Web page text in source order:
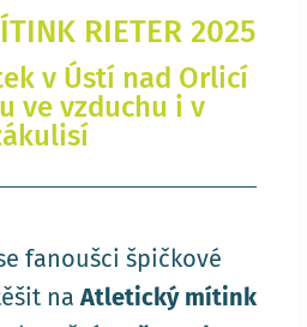
RIETER 2025
v Ústí nad Orlicí
ve vzduchu i v
fanoušci špičkové
naAtletický mítink